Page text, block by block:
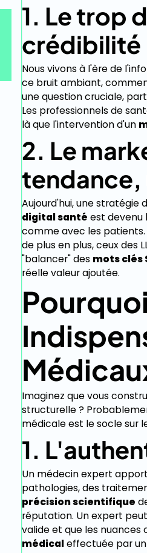
1. Le trop
crédibilité
Nous vivons à l'ère de
ce bruit ambiant,
une question cruciale,
Les professionnels de
là que l'intervention d'un
2. Le
tendance,
Aujourd'hui, une stratégie
digital santé est devenu
comme avec les
de plus en plus, ceux des
"balancer" des mots clés
réelle valeur ajoutée.
Imaginez que vous
structurelle ?
médicale est le socle sur
1.
Un médecin expert
pathologies, des
précision scientifique
réputation. Un expert
valide et que les nuances
médicaleffectuée par